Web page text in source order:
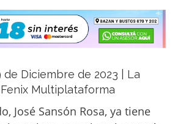
de Diciembre de 2023 | La
Multiplataforma
José Sansón Rosa, ya tiene